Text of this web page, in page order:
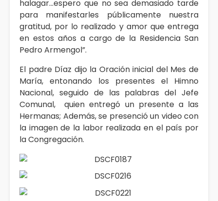
halagar…espero que no sea demasiado tarde
para manifestarles públicamente nuestra
gratitud, por lo realizado y amor que entrega
en estos años a cargo de la Residencia San
Pedro Armengol”.
El padre Díaz dijo la Oración inicial del Mes de
María, entonando los presentes el Himno
Nacional, seguido de las palabras del Jefe
Comunal, quien entregó un presente a las
Hermanas; Además, se presenció un video con
la imagen de la labor realizada en el país por
la Congregación.